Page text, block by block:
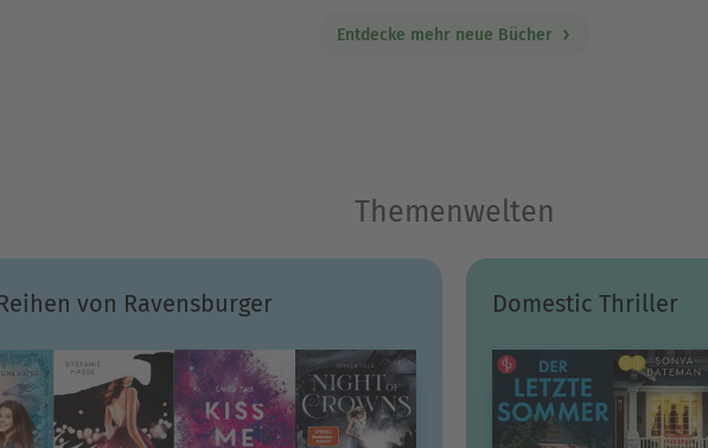
Entdecke mehr neue Bücher
Themenwelten
von Ravensburger Domestic Thriller